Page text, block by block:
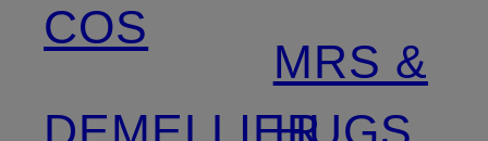
COS
MRS &